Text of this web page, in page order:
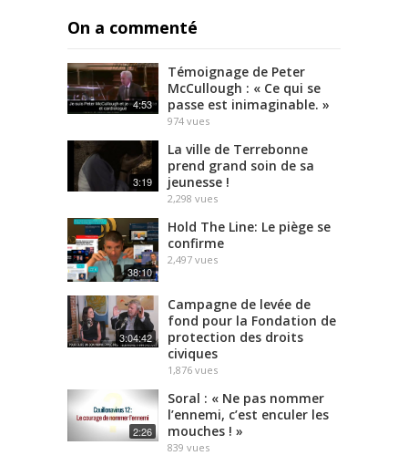
On a commenté
4:53
Témoignage de Peter
McCullough : « Ce qui se
passe est inimaginable. »
974 vues
3:19
La ville de Terrebonne
prend grand soin de sa
jeunesse !
2,298 vues
38:10
Hold The Line: Le piège se
confirme
2,497 vues
3:04:42
Campagne de levée de
fond pour la Fondation de
protection des droits
civiques
1,876 vues
2:26
Soral : « Ne pas nommer
l’ennemi, c’est enculer les
mouches ! »
839 vues